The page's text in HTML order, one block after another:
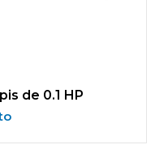
de 0.1 HP